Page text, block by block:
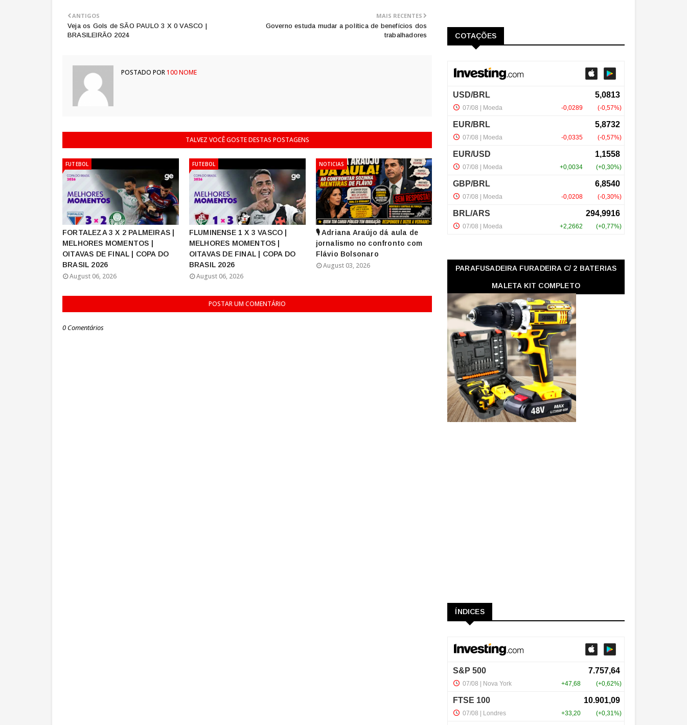
MAIS RECENTES
Governo estuda mudar a política de benefícios dos
trabalhadores
ANTIGOS
Veja os Gols de SÃO PAULO 3 X 0 VASCO |
BRASILEIRÃO 2024
POSTADO POR100 NOME
TALVEZ VOCÊ GOSTE DESTAS POSTAGENS
FUTEBOL
FORTALEZA 3 X 2 PALMEIRAS |
MELHORES MOMENTOS |
OITAVAS DE FINAL | COPA DO
BRASIL 2026
August 06, 2026
FUTEBOL
FLUMINENSE 1 X 3 VASCO |
MELHORES MOMENTOS |
OITAVAS DE FINAL | COPA DO
BRASIL 2026
August 06, 2026
NOTICIAS
🎙️ Adriana Araújo dá aula de
jornalismo no confronto com
Flávio Bolsonaro
August 03, 2026
POSTAR UM COMENTÁRIO
0 Comentários
COTAÇÕES
PARAFUSADEIRA FURADEIRA C/ 2 BATERIAS
MALETA KIT COMPLETO
ÍNDICES